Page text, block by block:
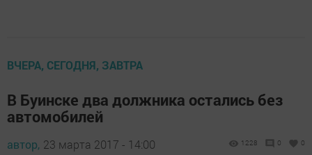
ВЧЕРА, СЕГОДНЯ, ЗАВТРА
В Буинске два должника остались без
автомобилей
автор, 23 марта 2017 - 14:00 1228 0 0